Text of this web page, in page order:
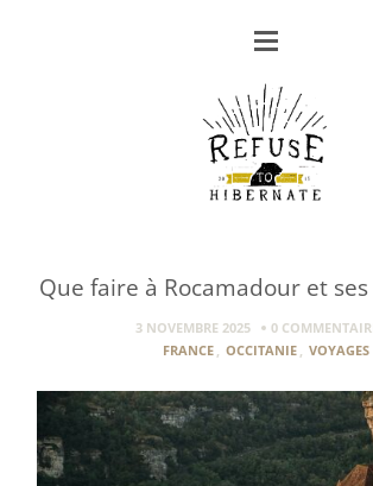
Que faire à Rocamadour et
3 NOVEMBRE 2025
0
FRANCE
OCCITANIE VOYAGES